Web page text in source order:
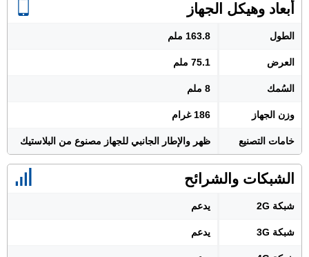
أبعاد وهيكل الجهاز
الطول 163.8 ملم
العرض 75.1 ملم
السُمك 8 ملم
وزن الجهاز 186 غرام
خامات التصنيع ظهر والإطار الجانبي للجهاز مصنوع من البلاستيك
الشبكات والشرائح
شبكة 2G يدعم
شبكة 3G يدعم